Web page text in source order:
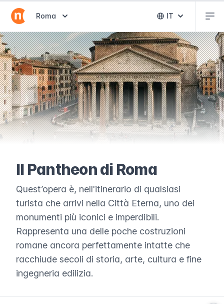
Abrir selector de destinos
Roma Abrir selector
IT
Il Pantheon di Roma
Quest’opera è, nell'itinerario di qualsiasi
turista che arrivi nella Città Eterna, uno dei
monumenti più iconici e imperdibili.
Rappresenta una delle poche costruzioni
romane ancora perfettamente intatte che
racchiude secoli di storia, arte, cultura e fine
ingegneria edilizia.